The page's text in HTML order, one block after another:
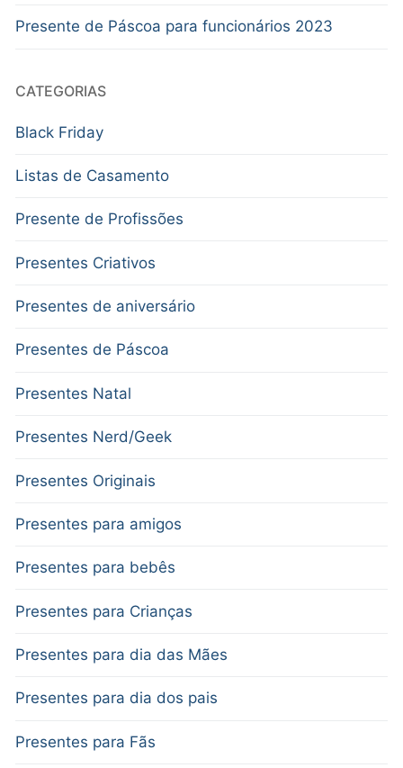
Presente de Páscoa para funcionários 2023
CATEGORIAS
Black Friday
Listas de Casamento
Presente de Profissões
Presentes Criativos
Presentes de aniversário
Presentes de Páscoa
Presentes Natal
Presentes Nerd/Geek
Presentes Originais
Presentes para amigos
Presentes para bebês
Presentes para Crianças
Presentes para dia das Mães
Presentes para dia dos pais
Presentes para Fãs